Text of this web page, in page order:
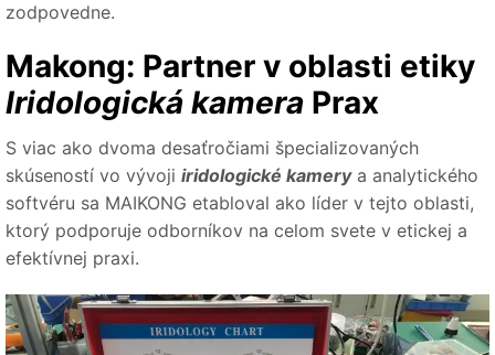
zodpovedne.
Makong: Partner v oblasti etiky
Iridologická kamera Prax
S viac ako dvoma desaťročiami špecializovaných
skúseností vo vývoji iridologické kamerya analytického
softvéru sa MAIKONG etabloval ako líder v tejto oblasti,
ktorý podporuje odborníkov na celom svete v etickej a
efektívnej praxi.